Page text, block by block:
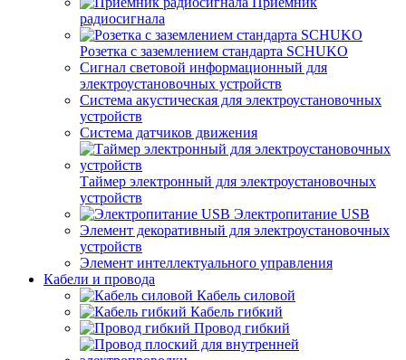
радиосигнала
Розетка с заземлением стандарта SCHUKO
Сигнал световой информационный для
электроустановочных устройств
Система акустическая для электроустановочных
устройств
Система датчиков движения
Таймер электронный для электроустановочных
устройств
Электропитание USB
Элемент декоративный для электроустановочных
устройств
Элемент интеллектуального управления
Кабели и провода
Кабель силовой
Кабель гибкий
Провод гибкий